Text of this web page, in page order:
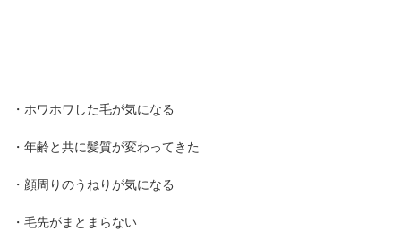
・ホワホワした毛が気になる
・年齢と共に髪質が変わってきた
・顔周りのうねりが気になる
・毛先がまとまらない